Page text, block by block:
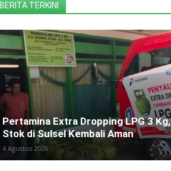
BERITA TERKINI
Pertamina Extra Dropping LPG 3 Kg,
Stok di Sulsel Kembali Aman
4 Agustus 2026